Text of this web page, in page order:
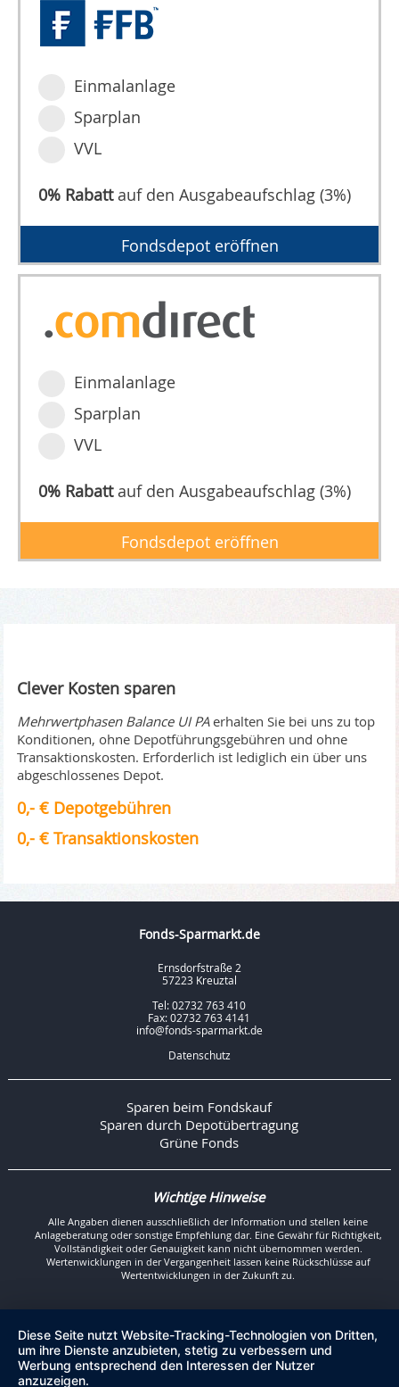
Einmalanlage
Sparplan
VVL
0% Rabattauf den Ausgabeaufschlag (3%)
Fondsdepot eröffnen
Einmalanlage
Sparplan
VVL
0% Rabattauf den Ausgabeaufschlag (3%)
Fondsdepot eröffnen
Clever Kosten sparen
Mehrwertphasen Balance UI PAerhalten Sie bei uns zu top
Konditionen, ohne Depotführungsgebühren und ohne
Transaktionskosten. Erforderlich ist lediglich ein über uns
abgeschlossenes Depot.
0,- € Depotgebühren
0,- € Transaktionskosten
Fonds-Sparmarkt.de
Ernsdorfstraße 2
57223 Kreuztal
Tel: 02732 763 410
Fax: 02732 763 4141
info@fonds-sparmarkt.de
Datenschutz
Sparen beim Fondskauf
Sparen durch Depotübertragung
Grüne Fonds
Wichtige Hinweise
Alle Angaben dienen ausschließlich der Information und stellen keine
Anlageberatung oder sonstige Empfehlung dar. Eine Gewähr für Richtigkeit,
Vollständigkeit oder Genauigkeit kann nicht übernommen werden.
Wertenwicklungen in der Vergangenheit lassen keine Rückschlüsse auf
Wertentwicklungen in der Zukunft zu.
Diese Seite nutzt Website-Tracking-Technologien von Dritten,
um ihre Dienste anzubieten, stetig zu verbessern und
Werbung entsprechend den Interessen der Nutzer
anzuzeigen.